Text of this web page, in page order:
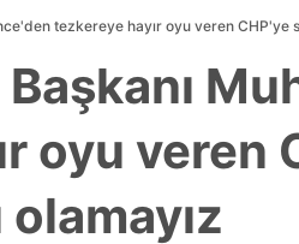
tezkereye hayır oyu veren CHP'ye
oyu veren